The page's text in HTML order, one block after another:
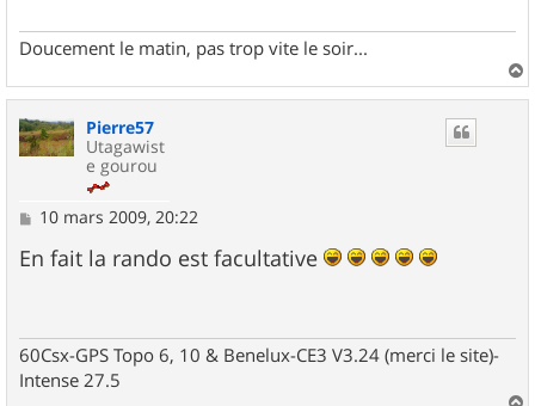
Doucement le matin, pas trop vite le soir...
a
Pierre57
Utagawist
e gourou
M
s
s
10 mars 2009, 20:22
En fait la rando est facultative
60Csx-GPS Topo 6, 10 & Benelux-CE3 V3.24 (merci le site)-
Intense 27.5